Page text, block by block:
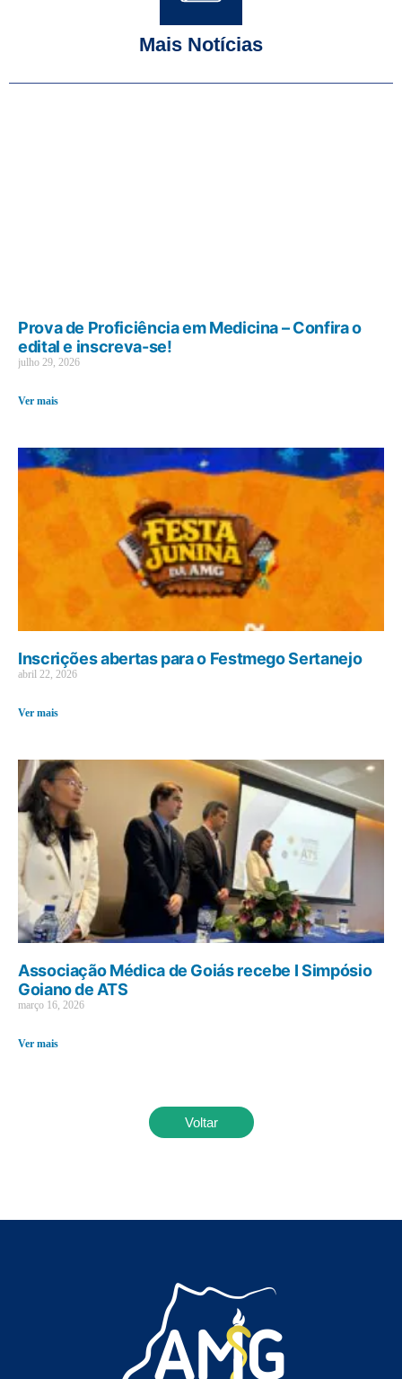
Mais Notícias
Prova de Proficiência em Medicina – Confira o
edital e inscreva-se!
julho 29, 2026
Ver mais
Inscrições abertas para o Festmego Sertanejo
abril 22, 2026
Ver mais
Associação Médica de Goiás recebe I Simpósio
Goiano de ATS
março 16, 2026
Ver mais
Voltar